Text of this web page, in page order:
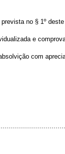
no § 1º
e
com